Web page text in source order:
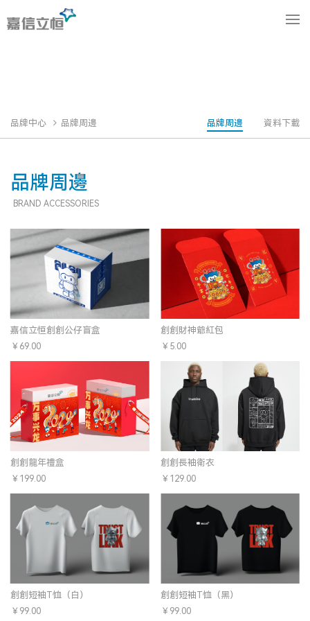
品牌中心 品牌周邊 品牌周邊 資料下載
品牌周邊
BRAND ACCESSORIES
嘉信立恒創創公仔盲盒
￥69.00
創創財神爺紅包
￥5.00
創創龍年禮盒
￥199.00
創創長袖衛衣
￥129.00
創創短袖T恤（白）
￥99.00
創創短袖T恤（黑）
￥99.00